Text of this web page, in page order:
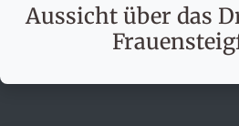
Aussicht über das